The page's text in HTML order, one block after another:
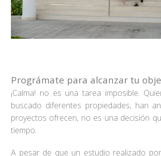
Prográmate para alcanzar tu
¡Calma! no es una tarea imposible.
buscado diferentes propiedades, han
proyectos ofrecen, no es una decisión
tiempo.
A pesar de que un estudio realizado